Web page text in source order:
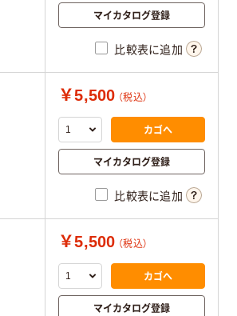
マイカタログ登録
比較表に追加
￥5,500 （税込）
カゴへ
マイカタログ登録
比較表に追加
￥5,500 （税込）
カゴへ
マイカタログ登録